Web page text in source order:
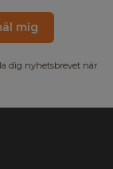
mig
dig nyhetsbrevet när